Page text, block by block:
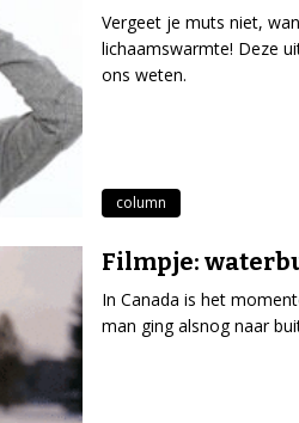
Vergeet je muts niet,
lichaamswarmte! Deze
ons weten.
column
Filmpje:
In Canada is het
man ging alsnog naar